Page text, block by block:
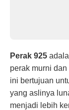
Perak 925
perak murni
ini bertujuan
yang aslinya
menjadi lebih